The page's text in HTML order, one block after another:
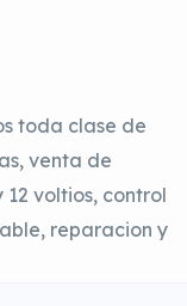
toda clase de
venta de
voltios, control
reparacion y